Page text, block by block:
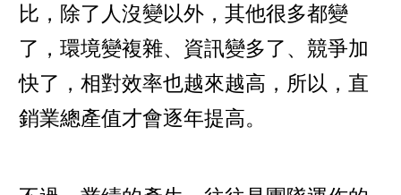
比，除了人沒變以外，其他很多都變
了，環境變複雜、資訊變多了、競爭加
快了，相對效率也越來越高，所以，直
銷業總產值才會逐年提高。